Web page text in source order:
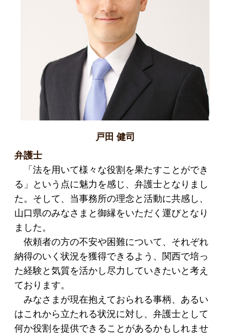
戸田 健司
弁護士
「法を用いて様々な役割を果たすことができ
る」という点に魅力を感じ、弁護士となりまし
た。そして、当事務所の理念と活動に共感し、
山口県のみなさまと御縁をいただく運びとなり
ました。
依頼者の方の不安や困難について、それぞれ
納得のいく状況を獲得できるよう、関西で培っ
た経験と気質を活かし尽力していきたいと考え
ております。
みなさまが現在抱えておられる事柄、あるい
はこれから立たれる状況に対し、弁護士として
何か役割を提供できることがあるかもしれませ